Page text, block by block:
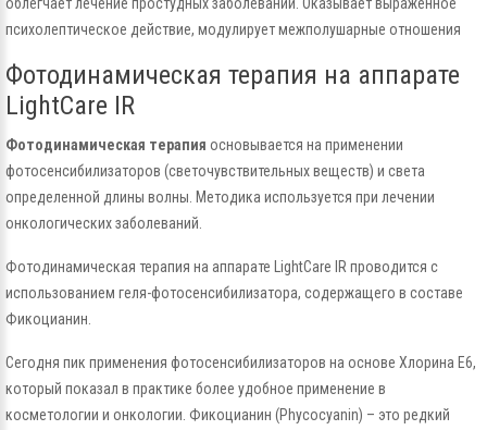
психолептическое действие, модулирует межполушарные отношения
Фотодинамическая терапия на аппарате
LightCare IR
Фотодинамическая терапия основывается на применении
фотосенсибилизаторов (светочувствительных веществ) и света
определенной длины волны. Методика используется при лечении
онкологических заболеваний.
Фотодинамическая терапия на аппарате LightCare IR проводится с
использованием геля-фотосенсибилизатора, содержащего в составе
Фикоцианин.
Сегодня пик применения фотосенсибилизаторов на основе Хлорина Е6,
который показал в практике более удобное применение в
косметологии и онкологии. Фикоцианин (Phycocyanin) – это редкий